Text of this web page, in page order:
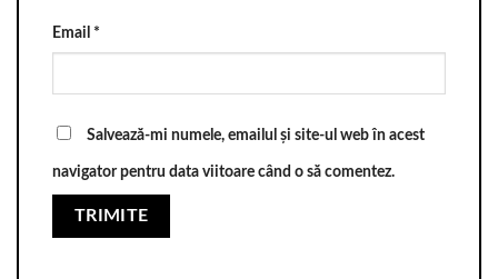
Email *
Salvează-mi numele, emailul și site-ul web în acest
navigator pentru data viitoare când o să comentez.